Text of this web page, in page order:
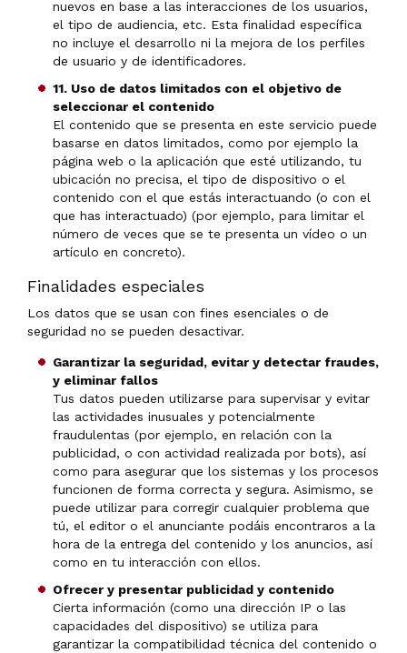
nuevos en base a las interacciones de los usuarios,
el tipo de audiencia, etc. Esta finalidad específica
no incluye el desarrollo ni la mejora de los perfiles
de usuario y de identificadores.
11. Uso de datos limitados con el objetivo de
seleccionar el contenido
El contenido que se presenta en este servicio puede
basarse en datos limitados, como por ejemplo la
página web o la aplicación que esté utilizando, tu
ubicación no precisa, el tipo de dispositivo o el
contenido con el que estás interactuando (o con el
que has interactuado) (por ejemplo, para limitar el
número de veces que se te presenta un vídeo o un
artículo en concreto).
Finalidades especiales
Los datos que se usan con fines esenciales o de
seguridad no se pueden desactivar.
Garantizar la seguridad, evitar y detectar fraudes,
y eliminar fallos
Tus datos pueden utilizarse para supervisar y evitar
las actividades inusuales y potencialmente
fraudulentas (por ejemplo, en relación con la
publicidad, o con actividad realizada por bots), así
como para asegurar que los sistemas y los procesos
funcionen de forma correcta y segura. Asimismo, se
puede utilizar para corregir cualquier problema que
tú, el editor o el anunciante podáis encontraros a la
hora de la entrega del contenido y los anuncios, así
como en tu interacción con ellos.
Ofrecer y presentar publicidad y contenido
Cierta información (como una dirección IP o las
capacidades del dispositivo) se utiliza para
garantizar la compatibilidad técnica del contenido o